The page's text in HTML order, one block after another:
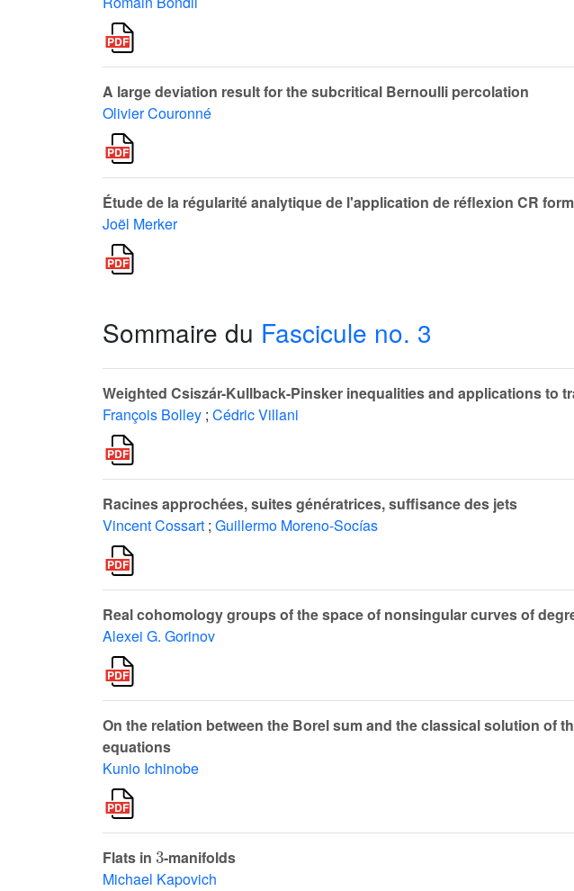
A large deviation result for the subcritical Bernoulli percolation
Olivier Couronné
Étude de la régularité analytique de l'application de réflexion CR
Joël Merker
Sommaire du Fascicule no. 3
Weighted Csiszár-Kullback-Pinsker inequalities and applications to
François Bolley ; Cédric Villani
Racines approchées, suites génératrices, suffisance des jets
Vincent Cossart ; Guillermo Moreno-Socías
Real cohomology groups of the space of nonsingular curves of
Alexei G. Gorinov
On the relation between the Borel sum and the classical solution of
equations
Kunio Ichinobe
Flats in
-manifolds
Michael Kapovich